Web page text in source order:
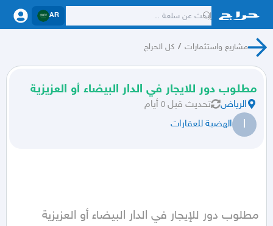
AR
مشاريع واستثمارات / كل الحراج
مطلوب دور للايجار في الدار البيضاء أو العزيزية
الرياض تحديث قبل ٥ أيام
ا الهضبة للعقارات